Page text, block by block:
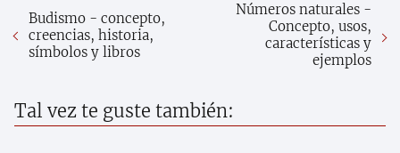
Budismo - concepto,
creencias, historia,
símbolos y libros
Números naturales -
Concepto, usos,
características y
ejemplos
Tal vez te guste también: